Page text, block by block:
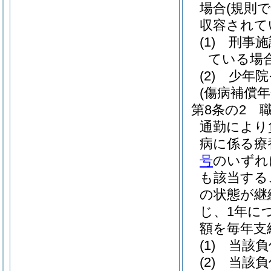
場合(規則
収容され
(1)
刑事
ている場
(2)
少年
(傷病補償
第8条の2
通勤によ
病に係る
号のいず
も該当す
の状態が
じ、1年に
額を毎年支
(1)
当該
(2)
当該